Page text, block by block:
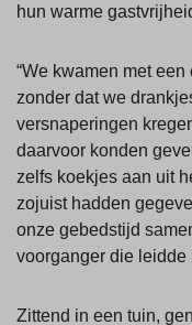
hun warme
“We kwamen met
zonder dat we
versnaperingen
daarvoor konden
zelfs koekjes aan uit
zojuist hadden
onze gebedstijd
voorganger die leidde
Zittend in een tuin,